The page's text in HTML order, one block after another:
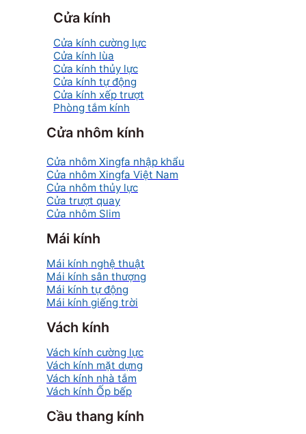
Cửa kính
Cửa kính cường lực
Cửa kính lùa
Cửa kính thủy lực
Cửa kính tự động
Cửa kính xếp trượt
Phòng tắm kính
Cửa nhôm kính
Cửa nhôm Xingfa nhập khẩu
Cửa nhôm Xingfa Việt Nam
Cửa nhôm thủy lực
Cửa trượt quay
Cửa nhôm Slim
Mái kính
Mái kính nghệ thuật
Mái kính sân thượng
Mái kính tự động
Mái kính giếng trời
Vách kính
Vách kính cường lực
Vách kính mặt dựng
Vách kính nhà tắm
Vách kính Ốp bếp
Cầu thang kính